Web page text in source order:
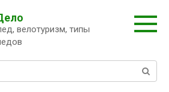
велотуризм, типы